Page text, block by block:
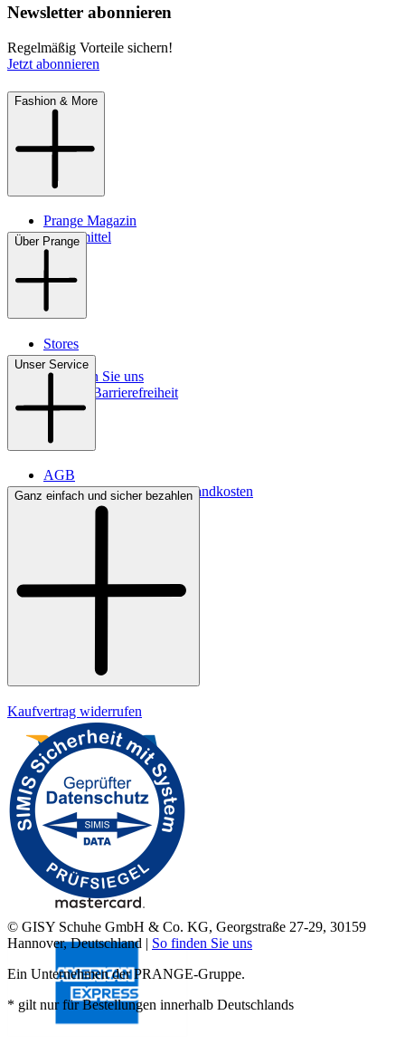
Newsletter abonnieren
Regelmäßig Vorteile sichern!
Jetzt abonnieren
Fashion & More
Prange Magazin
Pflegemittel
Über Prange
Stores
Kontakt
So finden Sie uns
Digitale Barrierefreiheit
Unser Service
AGB
Lieferbedingungen & Versandkosten
Bezahlung
Ganz einfach und sicher bezahlen
Kaufvertrag widerrufen
© GISY Schuhe GmbH & Co. KG, Georgstraße 27-29, 30159
Hannover, Deutschland | So finden Sie uns
Ein Unternehmen der PRANGE-Gruppe.
* gilt nur für Bestellungen innerhalb Deutschlands